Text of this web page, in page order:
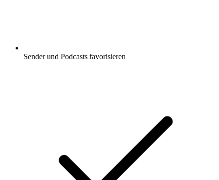
Sender und Podcasts favorisieren